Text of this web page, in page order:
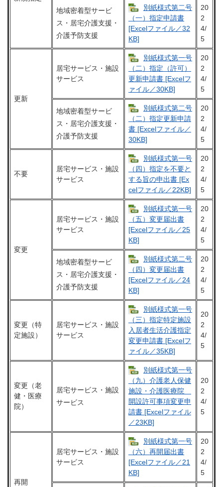
地域密着型サービ
ス・居宅介護支援・
介護予防支援
別紙様式第二号
（一）指定申請書
[Excelファイル／32
KB]
20
2
4/
5
更新
居宅サービス・施設
サービス
別紙様式第一号
（二）指定（許可）
更新申請書 [Excelフ
ァイル／30KB]
20
2
4/
5
地域密着型サービ
ス・居宅介護支援・
介護予防支援
別紙様式第二号
（二）指定更新申請
書 [Excelファイル／
30KB]
20
2
4/
5
不要
居宅サービス・施設
サービス
別紙様式第一号
（四）指定を不要と
する旨の申出書 [Ex
celファイル／22KB]
20
2
4/
5
変更
居宅サービス・施設
サービス
別紙様式第一号
（五）変更届出書
[Excelファイル／25
KB]
20
2
4/
5
地域密着型サービ
ス・居宅介護支援・
介護予防支援
別紙様式第二号
（四）変更届出書
[Excelファイル／24
KB]
20
2
4/
5
変更（特
定施設）
居宅サービス・施設
サービス
別紙様式第一号
（三）指定特定施設
入居者生活介護指定
変更申請書 [Excelフ
ァイル／35KB]
20
2
4/
5
変更（老
健・医療
院）
居宅サービス・施設
サービス
別紙様式第一号
（九）介護老人保健
施設・介護医療院
開設許可事項変更申
請書 [Excelファイル
／23KB]
20
2
4/
5
再開
居宅サービス・施設
サービス
別紙様式第一号
（六）再開届出書
[Excelファイル／21
KB]
20
2
4/
5